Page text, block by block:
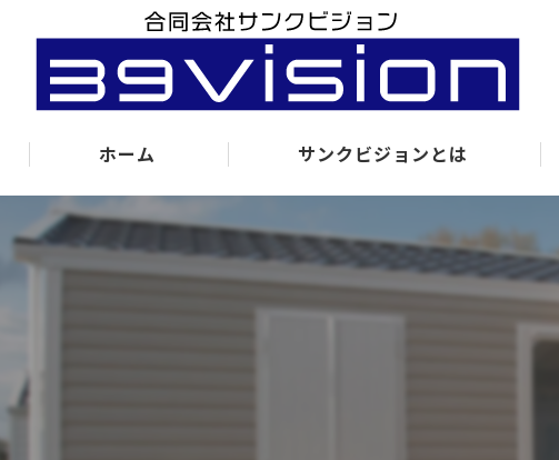
ホーム サンクビジョンとは